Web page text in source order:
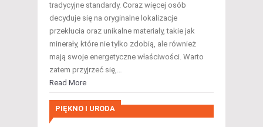
tradycyjne standardy. Coraz więcej osób
decyduje się na oryginalne lokalizacje
przekłucia oraz unikalne materiały, takie jak
minerały, które nie tylko zdobią, ale również
mają swoje energetyczne właściwości. Warto
zatem przyjrzeć się,…
Read More
PIĘKNO I URODA